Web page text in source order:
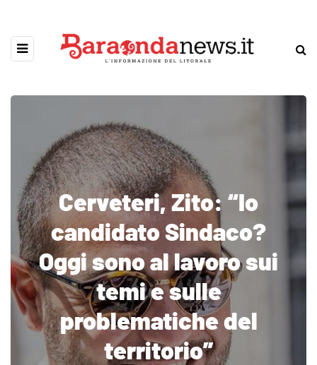
Cerveteri, Zito: “Io
candidato Sindaco?
Oggi sono al lavoro sui
temi e sulle
problematiche del
territorio”